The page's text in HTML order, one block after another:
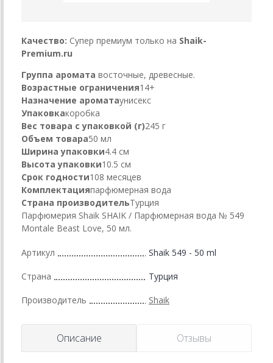
Качество: Супер премиум только на Shaik-
Premium.ru
Группа аромата восточные, древесные.
Возрастные ограничения14+
Назначение ароматаунисекс
Упаковкакоробка
Вес товара с упаковкой (г)245 г
Объем товара50 мл
Ширина упаковки4.4 см
Высота упаковки10.5 см
Срок годности108 месяцев
Комплектацияпарфюмерная вода
Страна производительТурция
Парфюмерия Shaik SHAIK / Парфюмерная вода № 549
Montale Beast Love, 50 мл.
Артикул Shaik 549 - 50 ml
Страна Турция
Производитель Shaik
Описание Отзывы